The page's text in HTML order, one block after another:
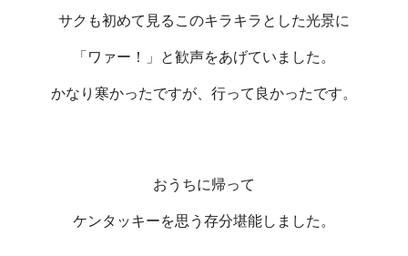
サクも初めて見るこのキラキラとした光景に
「ワァー！」と歓声をあげていました。
かなり寒かったですが、行って良かったです。
おうちに帰って
ケンタッキーを思う存分堪能しました。